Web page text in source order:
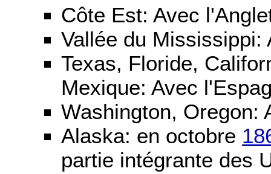
Côte Est: Avec
Vallée du
Texas, Floride,
Mexique: Avec
Washington, Oregon:
Alaska: en octobre
partie intégrante des